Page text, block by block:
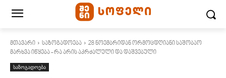
მთავარი საზოგადოება
28 ნოემბრიდან ორმოცდღიანი საშობაო
მარხვა იწყება - რა არის აკრძალული და დაშვებული
საზოგადოება